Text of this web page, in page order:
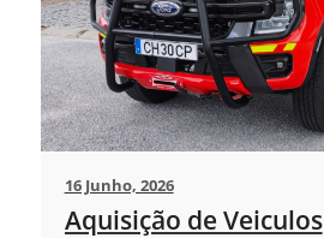
16 Junho, 2026
Aquisição de Veiculos